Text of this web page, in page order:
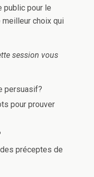
public pour le
choix qui
session vous
persuasif?
pour prouver
préceptes de